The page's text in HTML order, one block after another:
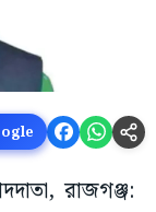
রাজগঞ্জ: